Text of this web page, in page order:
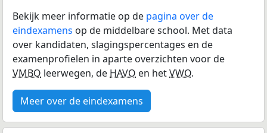
Bekijk meer informatie op de pagina over de
eindexamens op de middelbare school. Met data
over kandidaten, slagingspercentages en de
examenprofielen in aparte overzichten voor de
VMBO leerwegen, de HAVO en hetVWO.
Meer over de eindexamens